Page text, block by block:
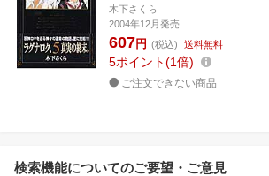
木下さくら
2004年12月発売
607円 (税込) 送料無料
5ポイント 1倍
ご注文できない商品
検索機能についてのご要望・ご意見